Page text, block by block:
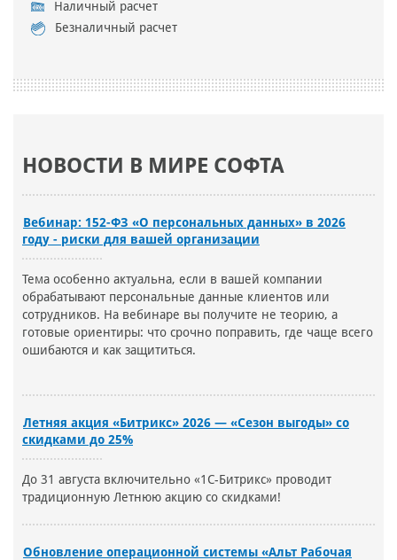
Наличный расчет
Безналичный расчет
НОВОСТИ В МИРЕ СОФТА
Вебинар: 152-ФЗ «О персональных данных» в 2026
году - риски для вашей организации
Тема особенно актуальна, если в вашей компании
обрабатывают персональные данные клиентов или
сотрудников. На вебинаре вы получите не теорию, а
готовые ориентиры: что срочно поправить, где чаще всего
ошибаются и как защититься.
Летняя акция «Битрикс» 2026 — «Сезон выгоды» со
скидками до 25%
До 31 августа включительно «1С-Битрикс» проводит
традиционную Летнюю акцию со скидками!
Обновление операционной системы «Альт Рабочая